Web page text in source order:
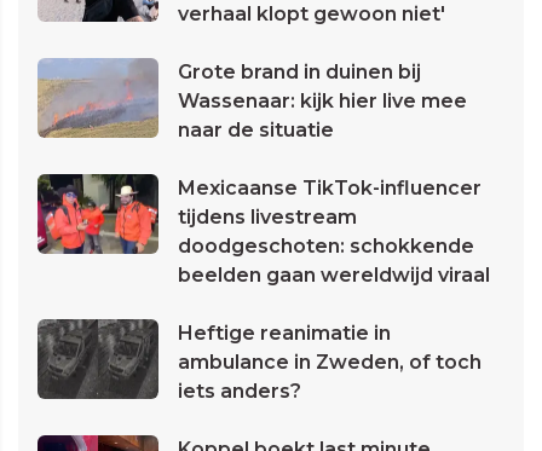
verhaal klopt gewoon niet'
Grote brand in duinen bij
Wassenaar: kijk hier live mee
naar de situatie
Mexicaanse TikTok-influencer
tijdens livestream
doodgeschoten: schokkende
beelden gaan wereldwijd viraal
Heftige reanimatie in
ambulance in Zweden, of toch
iets anders?